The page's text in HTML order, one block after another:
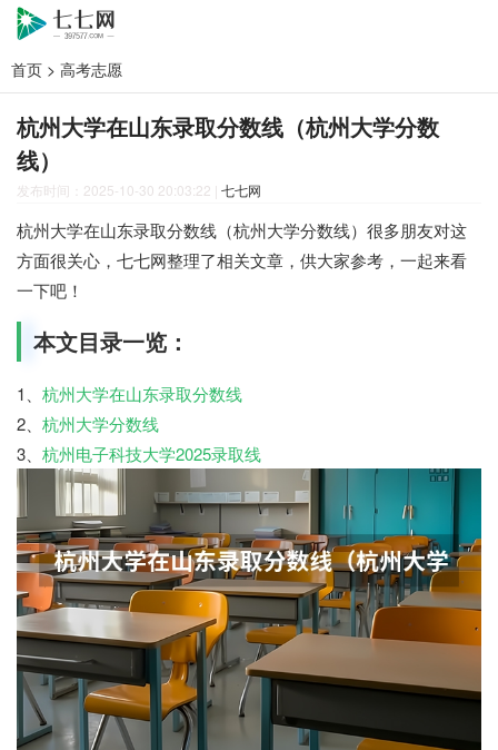
首页 > 高考志愿
杭州大学在山东录取分数线（杭州大学分数
线）
发布时间：2025-10-30 20:03:22 | 七七网
杭州大学在山东录取分数线（杭州大学分数线）很多朋友对这
方面很关心，七七网整理了相关文章，供大家参考，一起来看
一下吧！
本文目录一览：
1、 杭州大学在山东录取分数线
2、 杭州大学分数线
3、 杭州电子科技大学2025录取线